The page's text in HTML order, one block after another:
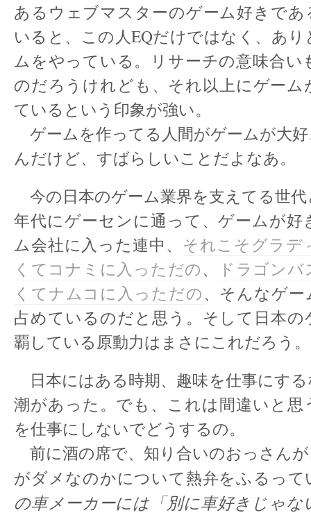
あるウェブマスターのゲーム好きであ
いると、この人EQだけではなく、あ
ムをやっている。リサーチの意味合い
のだろうけれども、それ以上にゲーム
ているという印象が強い。
ゲームを作ってる人間がゲームが大
んだけど、すばらしいことだよなあ。
今の日本のゲーム業界を支えてる世
年代にゲーセンに通って、ゲームが好
ム会社に入った連中、 それこそグラデ
くてコナミに入っただの、
ドラゴン
くてナムコに入っただの、そんなゲ
占めているのだと思う。そして日本の
覇している原動力はまさにこれだろう。
日本にはある時期、趣味を仕事にす
潮があった。でも、これは間違いと思
を仕事にしないでどうするの。
前に酒の席で、知り合いのおっさん
がダメなのかについて熱弁をふるって
の車メーカーには「別に車好きじゃな